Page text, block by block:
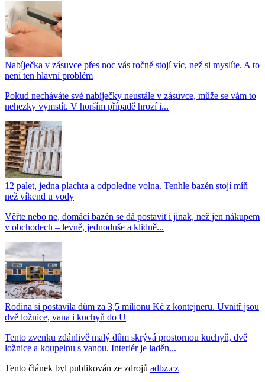
Nabíječka v zásuvce přes noc vás ročně stojí víc, než si myslíte. A to
není ten hlavní problém
Pokud necháváte své nabíječky neustále v zásuvce, může se vám to
nehezky vymstít. V horším případě hrozí i...
12 palet, jedna plachta a odpoledne volna. Tenhle bazén stojí míň
než víkend u vody
Věřte nebo ne, domácí bazén se dá postavit i jinak, než jen nákupem
v obchodech – levně, jednoduše a klidně...
Rodina si postavila dům za 3,5 milionu Kč z kontejneru. Uvnitř jsou
dvě ložnice, vana i kuchyň do U
Tento zvenku zdánlivě malý dům skrývá prostornou kuchyň, dvě
ložnice a koupelnu s vanou. Interiér je laděn...
Tento článek byl publikován ze zdrojů adbz.cz